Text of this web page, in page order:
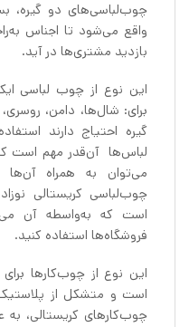
چوب‌لباسی‌های دو گیره،
واقع می‌شود تا اجناس
بازدید مشتری‌ها در آید.
برای: شال‌ها، دامن،
گیره احتیاج دارند
لباس‌ها آن‌قدر مهم است که
می‌توان به همراه آن‌ها
چوب‌لباسی کریستالی
است که به‌واسطه آن
فروشگاه‌ها استفاده کنید.
است و متشکل از
چوب‌کارهای کریستالی،